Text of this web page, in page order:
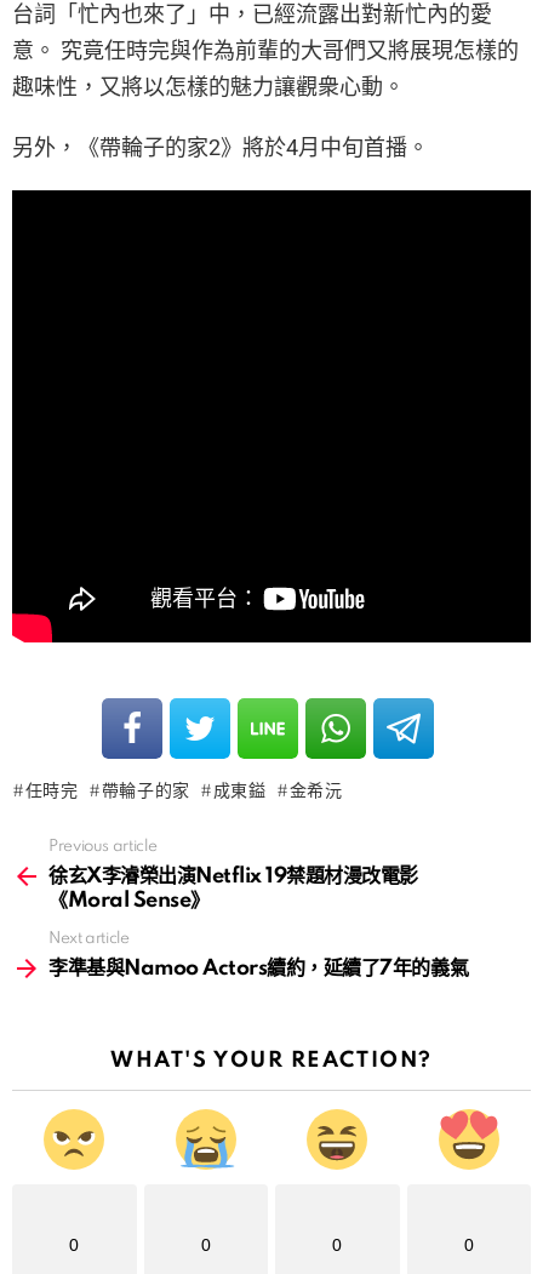
台詞「忙內也來了」中，已經流露出對新忙內的愛
意。 究竟任時完與作為前輩的大哥們又將展現怎樣的
趣味性，又將以怎樣的魅力讓觀衆心動。
另外，《帶輪子的家2》將於4月中旬首播。
任時完 帶輪子的家 成東鎰 金希沅
more
Previous article
徐玄X李濬榮出演Netflix 19禁題材漫改電影
《Moral Sense》
Next article
李準基與Namoo Actors續約，延續了7年的義氣
WHAT'S YOUR REACTION?
0 0 0 0